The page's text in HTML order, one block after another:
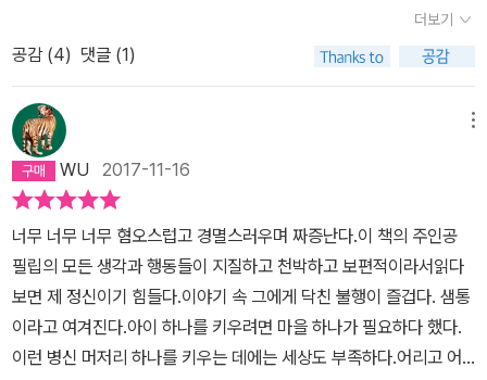
어나서 뭘 좀 마시고 오겠다고 했다. 밀드레드와 그리피스는 지금까
지 한번도 단둘이만 있어본 적이 없다. 이들을 단둘이만 있게 해보고
싶었다. (…) 그는 바로 가지 않고 발코니로 올라갔다. 거기에서 그는
두 사람을 볼 수 있지만 그들은 자기를 보지 못한다. 이제 두 사람은
무대는 아예 보지도 않고 서로 상대방의 눈을 바라보며 웃고 있었다.
(…) 그는 꼼짝 않고 그 자리에 서 있었다. 지금 돌아가면 방해만 될 뿐
이다. 그가 없으니 두 사람은 마냥 즐거운 것이다. 그는 괴롭고 괴로웠
다. ---------- <인간의 굴레에서 2>, 93쪽. ---------- 그는 그리
피스와 밀드레드가 서로를 바라보며 행복해 있는 그 자리에 별수 없
이 돌아갔다. 밀드레드의 눈에 자기를 귀찮아하는 표정이 스치는 듯
해서 가슴이 내려앉았으나 내색하지 않았다. (집으로 돌아가는) 마차
안에서 필립은 그녀의 손을 잡지 않았고 그녀도 손을 주지 않았다. 하
다 같은 즐거움을 누린다는 점에서 그들은 행복하다. (p.82) “세상에
서 가장 굴욕스러운 일은 말이지. 먹고 사는 걱정에서 헤어나지 못하
그런 자들은 위선자가 아니면 바보야. 돈이란 제 육감과 같아. 그게 없
이는 다른 오감을 제대로 사용할 수가 없지. 적정한 수입이 없으면 인
생의 가능성 가운데 절반은 막혀버리네. 딱 한 가지 조심해야 할 것은
한 푼 벌면 한 푼 이상 쓰지 않아야 한다는 거야. 예술가에겐 가난이
제일 좋은 채찍이라는 말들을 하잖나. 그렇게 말하는 사람들은 가난
의 쓰라림을 직접 겪어보지 못해서 그래. 가난이 사람을 얼마나 천하
게 만드는지 몰라. 사람을 끝없이 비굴하게 만드네. 사람의 날개를 꺾
어버리고, 암처럼 사람의 영혼을 좀먹어 들어가지. 부자가 되어야 한
다는 건 아니야. 하지만 적어도 품위를 유지할 수 있는 정도. 방해받지
단어를 사용했다. 절름발이, 절름발이, 라고 놀려대는 사람들 틈에서
한 다리를 얼마나 바랬을지. 나중에서야 주인공이 단단해지고 자신감
이 생기고 성숙해져서 모든 사람들에게 자상하고 친절하고 따뜻한 사
람이라고 칭송을 받았지만 그 과정은 어찌나 험난했던지. 가만보면
우리는 타인에게 절망적일 정도로 잔인하다. 나 또한 누군가에게 그
랬을까.
사를 하고 함께 극장을 다녔다. 그녀에게는 시간과 돈을 쓰는 것이 전
혀 아깝지 않았다. 유난히 다정하던 어느 날, 밀드러드는 결혼을 하기
로 했다고 필립에게 알린다. ​곧 그녀의 결혼식이었다. 그렇게 그의 사
랑도 끝이 났다.​
못하고 만사를 문학적인 분위기를 통해서만 보는 사람이었다. 그는
자신이 성실하다고 착각하고 있었기 때문에 위험한 사람이었다. 자신
로 잘못 알았으며, 게으름을 철학적인 초연함이라고 잘못 알았다. 그
의 정신은 속물적으로 세련을 추구하였으며, 따라서 모든 것을 감상
의 금빛 안개 속에서 실물 크기보다 약간 크게, 흐릿한 윤곽으로 보았
다. 거짓말을 하면서도 거짓말을 하고 있다는 사실을 몰랐고, 누가 거
짓말을 한다고 지적하면 거짓말은 아름답다고 말했다. 그는 관념주의
자였다.-그래 자넨 여자들을 어떻게 낚았나로슨이 골을 내며 말했다.
-별로 어려울 것 없어, 이 사람아. 플래너건이 말했다.-곧 바로 부딪치
면 돼. 문제는 떼내는 일이야. 그건 요령이 필요하지. 세상에서 가장
굴욕스러운 일은 말이지, 먹고 사는 걱정에서 헤어나지 못하는 일이
의식이 훨씬 강하다는 것을 몰랐다. p169'그건 불가능해, 자네도 나
이가 들면 알게 될 거야. 세상을 살 만한 장소로 만들기 위해 무엇보다
도 우선 필요한 일은 인간의 불가피한 이기성을 인정하는 것이라는
것을. 자넨 타인에게 이기적이 아니기를 요구하는데 그건 자네의 욕
망을 위해 타인더러 자신의 욕망을 희생하라고 하는 모순된 주장이
야. 타인이 왜 그래야 하나. 모든 개인이 세상에 살면서 자기자신을 위
한다는 사실을 자네가 받아들여야 자넨 다른 사람들에게 덜 요구할수
있어, 다른 사람들에게 덜 실망할 거고, 다른 사람들을 더 자비롭게 바
라볼 수 있어. 사람은 인생에서 단 한가지를 추구하지. 그건 자기 자신
의 쾌락이야.'p353한편 조지 헬리 루이스의 이야기는(철학이 헛소리
라고 말하고 있을뿐 아니라) 철학자의 사상이란 그 사람 자체와 불가
분의 관계가 있음을 보여주었다. 그 점을 알면 그 사람이 쓴 철학을 대
더보기
공감 (4) 댓글 (1)
WU 2017-11-16
너무 너무 너무 혐오스럽고 경멸스러우며 짜증난다.이 책의 주인공
필립의 모든 생각과 행동들이 지질하고 천박하고 보편적이라서읽다
보면 제 정신이기 힘들다.이야기 속 그에게 닥친 불행이 즐겁다. 샘통
이라고 여겨진다.아이 하나를 키우려면 마을 하나가 필요하다 했다.
이런 병신 머저리 하나를 키우는 데에는 세상도 부족하다.어리고 어